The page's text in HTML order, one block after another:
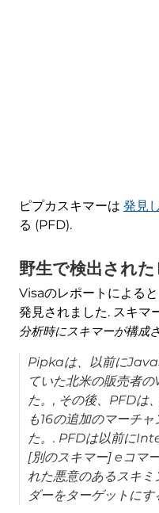
ピプカスキマーは 発見
る (PFD).
野生で検出され
Visaのレポートによる
発見されました. スキマ
分析時にスキマーが構成
Pipkaは、以前に
ていた北米の販売者
た。, その後、PFDは
も16の追加のマーチ
た。. PFDは以前に
[別のスキマー] eコマ
れた悪意のあるスキ
ダーをターゲットにす